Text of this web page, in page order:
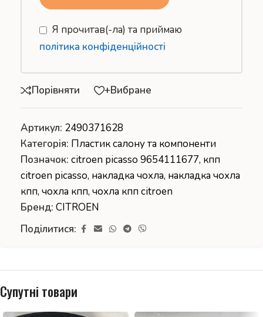
Я прочитав(-ла) та приймаю
політика конфіденційності
Порівняти +Вибране
Артикул: 2490371628
Категорія: Пластик салону та компоненти
Позначок: citroen picasso 9654111677, кпп
citroen picasso, накладка чохла, накладка чохла
кпп, чохла кпп, чохла кпп citroen
Бренд: CITROEN
Поділитися:
Супутні товари